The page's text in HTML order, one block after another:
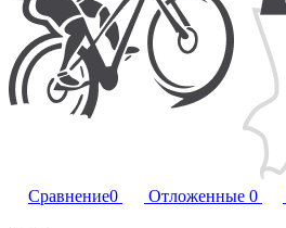
Сравнение0 Отложенные 0